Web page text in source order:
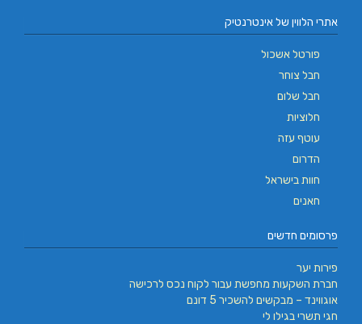
אתרי הלווין של אינטרנטיק
פורטל אשכול
חבל צוחר
חבל שלום
חלוציות
עוטף עזה
הדרום
חוות בישראל
חאנים
פרסומים חדשים
פירות יער
חברת השקעות מחפשת עבור לקוח נכס לרכישה
אוגווינד – מבקשים להשכיר 5 דונם
חגי תשרי בגילו לי